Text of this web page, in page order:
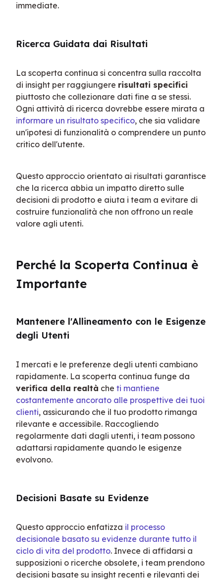
immediate.
Ricerca Guidata dai Risultati
La scoperta continua si concentra sulla raccolta
di insight per raggiungere risultati specifici
piuttosto che collezionare dati fine a se stessi.
informare un risultato specifico, che sia validare
un'ipotesi di funzionalità o comprendere un punto
critico dell'utente.
Questo approccio orientato ai risultati garantisce
che la ricerca abbia un impatto diretto sulle
decisioni di prodotto e aiuta i team a evitare di
costruire funzionalità che non offrono un reale
valore agli utenti.
Perché la Scoperta Continua è
Importante
Mantenere l'Allineamento con le Esigenze
degli Utenti
I mercati e le preferenze degli utenti cambiano
verifica della realtà che ti mantiene
costantemente ancorato alle prospettive dei tuoi
clienti, assicurando che il tuo prodotto rimanga
rilevante e accessibile. Raccogliendo
regolarmente dati dagli utenti, i team possono
adattarsi rapidamente quando le esigenze
evolvono.
Decisioni Basate su Evidenze
Questo approccio enfatizza il processo
decisionale basato su evidenze durante tutto il
ciclo di vita del prodotto. Invece di affidarsi a
supposizioni o ricerche obsolete, i team prendono
decisioni basate su insight recenti e rilevanti dei